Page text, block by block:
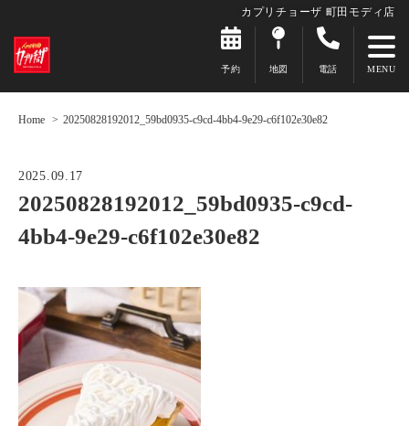
カプリチョーザ 町田モディ店
予約 地図 電話
Home 20250828192012_59bd0935-c9cd-4bb4-9e29-c6f102e30e82
2025.09.17
20250828192012_59bd0935-c9cd-
4bb4-9e29-c6f102e30e82